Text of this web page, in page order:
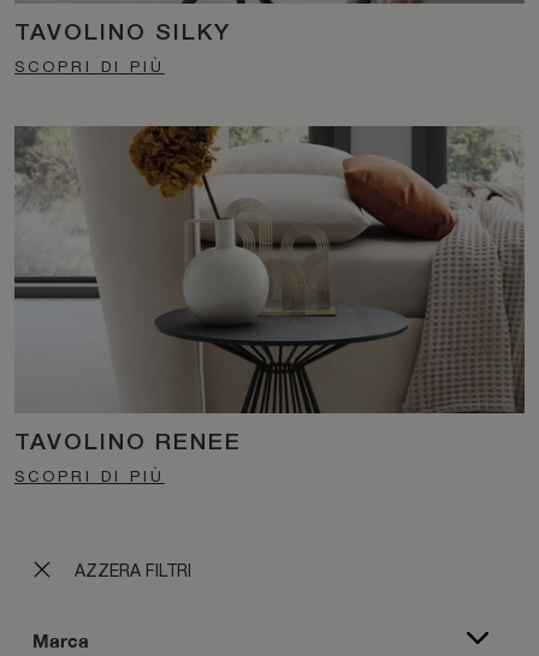
AZZERA FILTRI
Marca
TAVOLINO SILKY
SCOPRI DI PIÙ
TAVOLINO RENEE
SCOPRI DI PIÙ